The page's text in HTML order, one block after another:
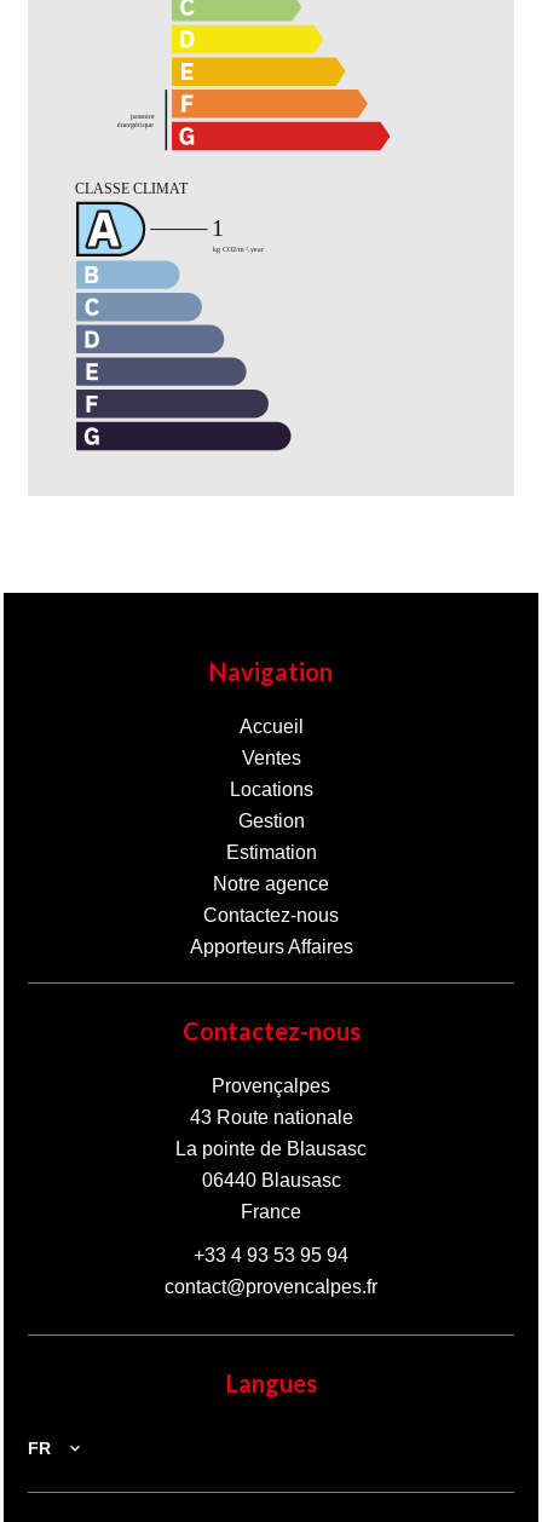
Navigation
Accueil
Ventes
Locations
Gestion
Estimation
Notre agence
Contactez-nous
Apporteurs Affaires
Contactez-nous
Provençalpes
43 Route nationale
La pointe de Blausasc
06440Blausasc
France
+33 4 93 53 95 94
contact@provencalpes.fr
Langues
FR